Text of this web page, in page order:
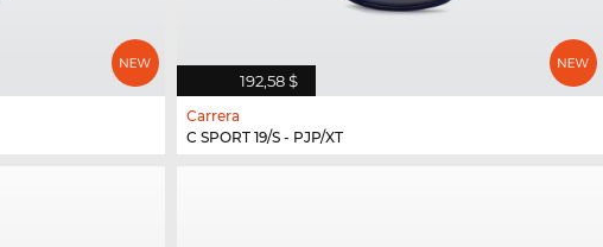
192,58 $
Carrera
C SPORT 19/S - PJP/XT